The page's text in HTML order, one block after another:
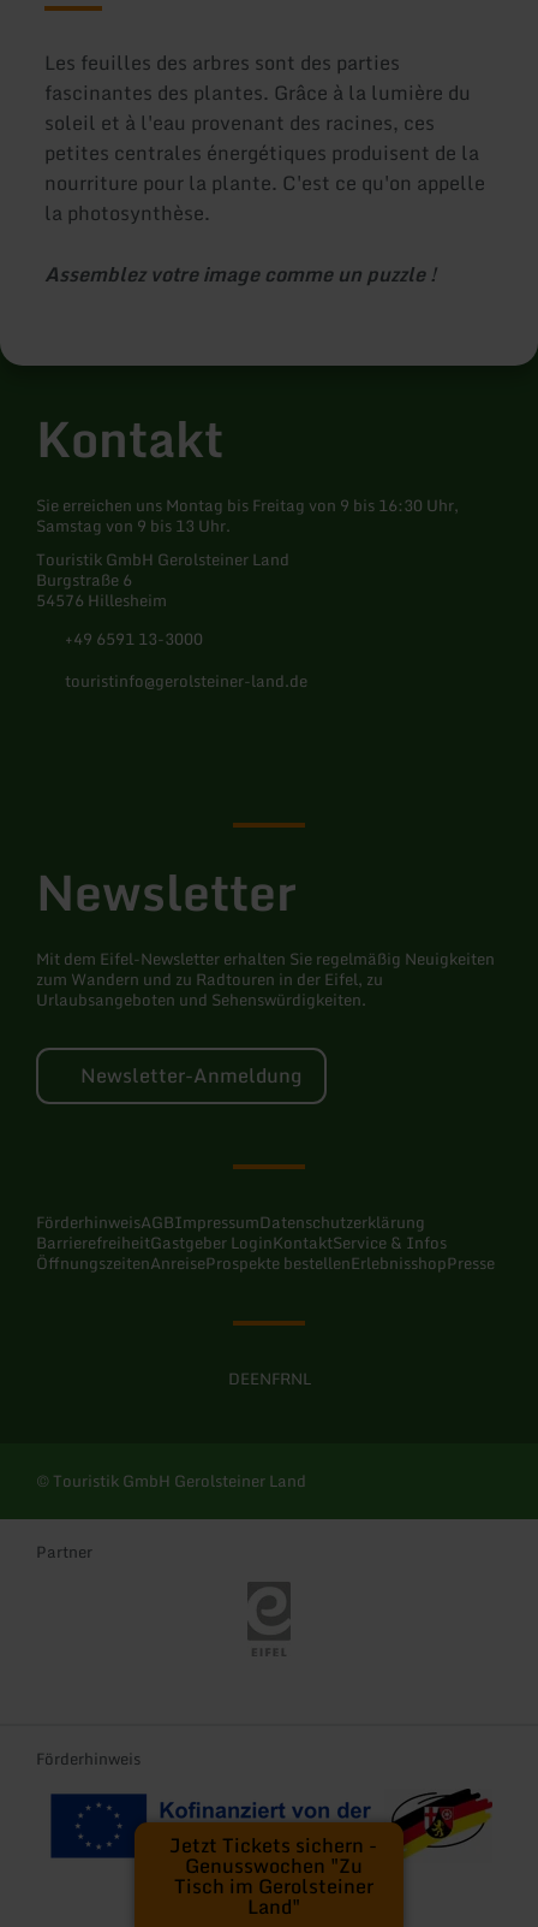
Les feuilles des arbres sont des parties
fascinantes des plantes. Grâce à la lumière du
soleil et à l'eau provenant des racines, ces
petites centrales énergétiques produisent de la
nourriture pour la plante. C'est ce qu'on appelle
la photosynthèse.
Assemblez votre image comme un puzzle !
Jetzt Tickets sichern -
Genusswochen "Zu
Tisch im Gerolsteiner
Land"
Kontakt
Sie erreichen uns Montag bis Freitag von 9 bis 16:30 Uhr,
Samstag von 9 bis 13 Uhr.
Touristik GmbH Gerolsteiner Land
Burgstraße 6
54576 Hillesheim
+49 6591 13-3000
touristinfo@gerolsteiner-land.de
Newsletter
Mit dem Eifel-Newsletter erhalten Sie regelmäßig Neuigkeiten
zum Wandern und zu Radtouren in der Eifel, zu
Urlaubsangeboten und Sehenswürdigkeiten.
Newsletter-Anmeldung
FörderhinweisAGBImpressumDatenschutzerklärung
BarrierefreiheitGastgeber LoginKontaktService & Infos
ÖffnungszeitenAnreiseProspekte bestellenErlebnisshopPresse
DEENFRNL
© Touristik GmbH Gerolsteiner Land
Partner
Eifel Tourismus
Förderhinweis
Kofinanziert von der EU Landeswappen